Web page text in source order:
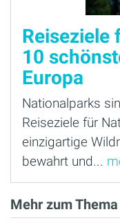
Reiseziele
10
Europa
Nationalparks
Reiseziele für
einzigartige
bewahrt und...
Mehr zum Thema